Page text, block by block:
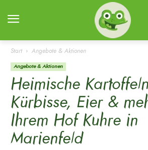
Start Angebote & Aktionen
Angebote & Aktionen
Heimische
Kürbisse, Eier &
Ihrem Hof Kuhre in
Marienfeld